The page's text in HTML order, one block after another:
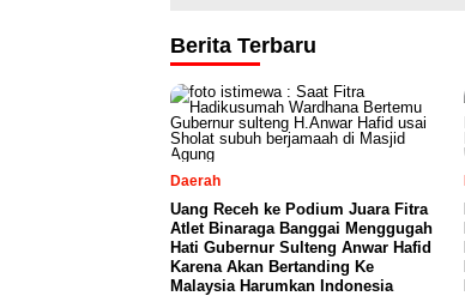
Berita Terbaru
Daerah
Uang Receh ke Podium Juara Fitra
Atlet Binaraga Banggai Menggugah
Hati Gubernur Sulteng Anwar Hafid
Karena Akan Bertanding Ke
Malaysia Harumkan Indonesia